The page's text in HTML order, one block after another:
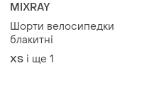
MIXRAY
Шорти велосипедки
блакитні
ХS і ще 1